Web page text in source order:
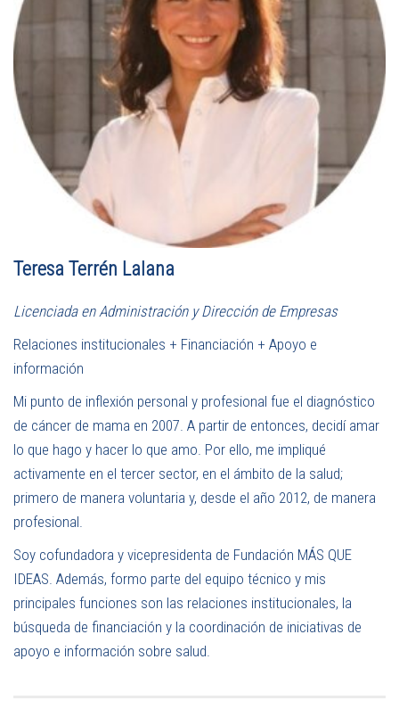
Teresa Terrén Lalana
Licenciada en Administración y Dirección de Empresas
Relaciones institucionales + Financiación + Apoyo e
información
Mi punto de inflexión personal y profesional fue el diagnóstico
de cáncer de mama en 2007. A partir de entonces, decidí amar
lo que hago y hacer lo que amo. Por ello, me impliqué
activamente en el tercer sector, en el ámbito de la salud;
primero de manera voluntaria y, desde el año 2012, de manera
profesional.
Soy cofundadora y vicepresidenta de Fundación MÁS QUE
IDEAS. Además, formo parte del equipo técnico y mis
principales funciones son las relaciones institucionales, la
búsqueda de financiación y la coordinación de iniciativas de
apoyo e información sobre salud.